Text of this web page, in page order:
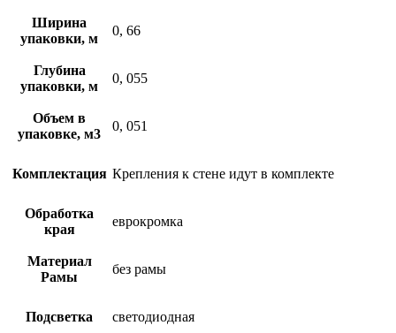
Ширина
упаковки, м
0, 66
Глубина
упаковки, м
0, 055
Объем в
упаковке, м3
0, 051
Комплектация Крепления к стене идут в комплекте
Обработка
края
еврокромка
Материал
Рамы
без рамы
Подсветка светодиодная